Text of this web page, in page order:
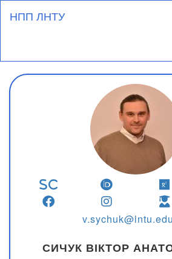
НПП ЛНТУ
СИЧУК ВІКТОР